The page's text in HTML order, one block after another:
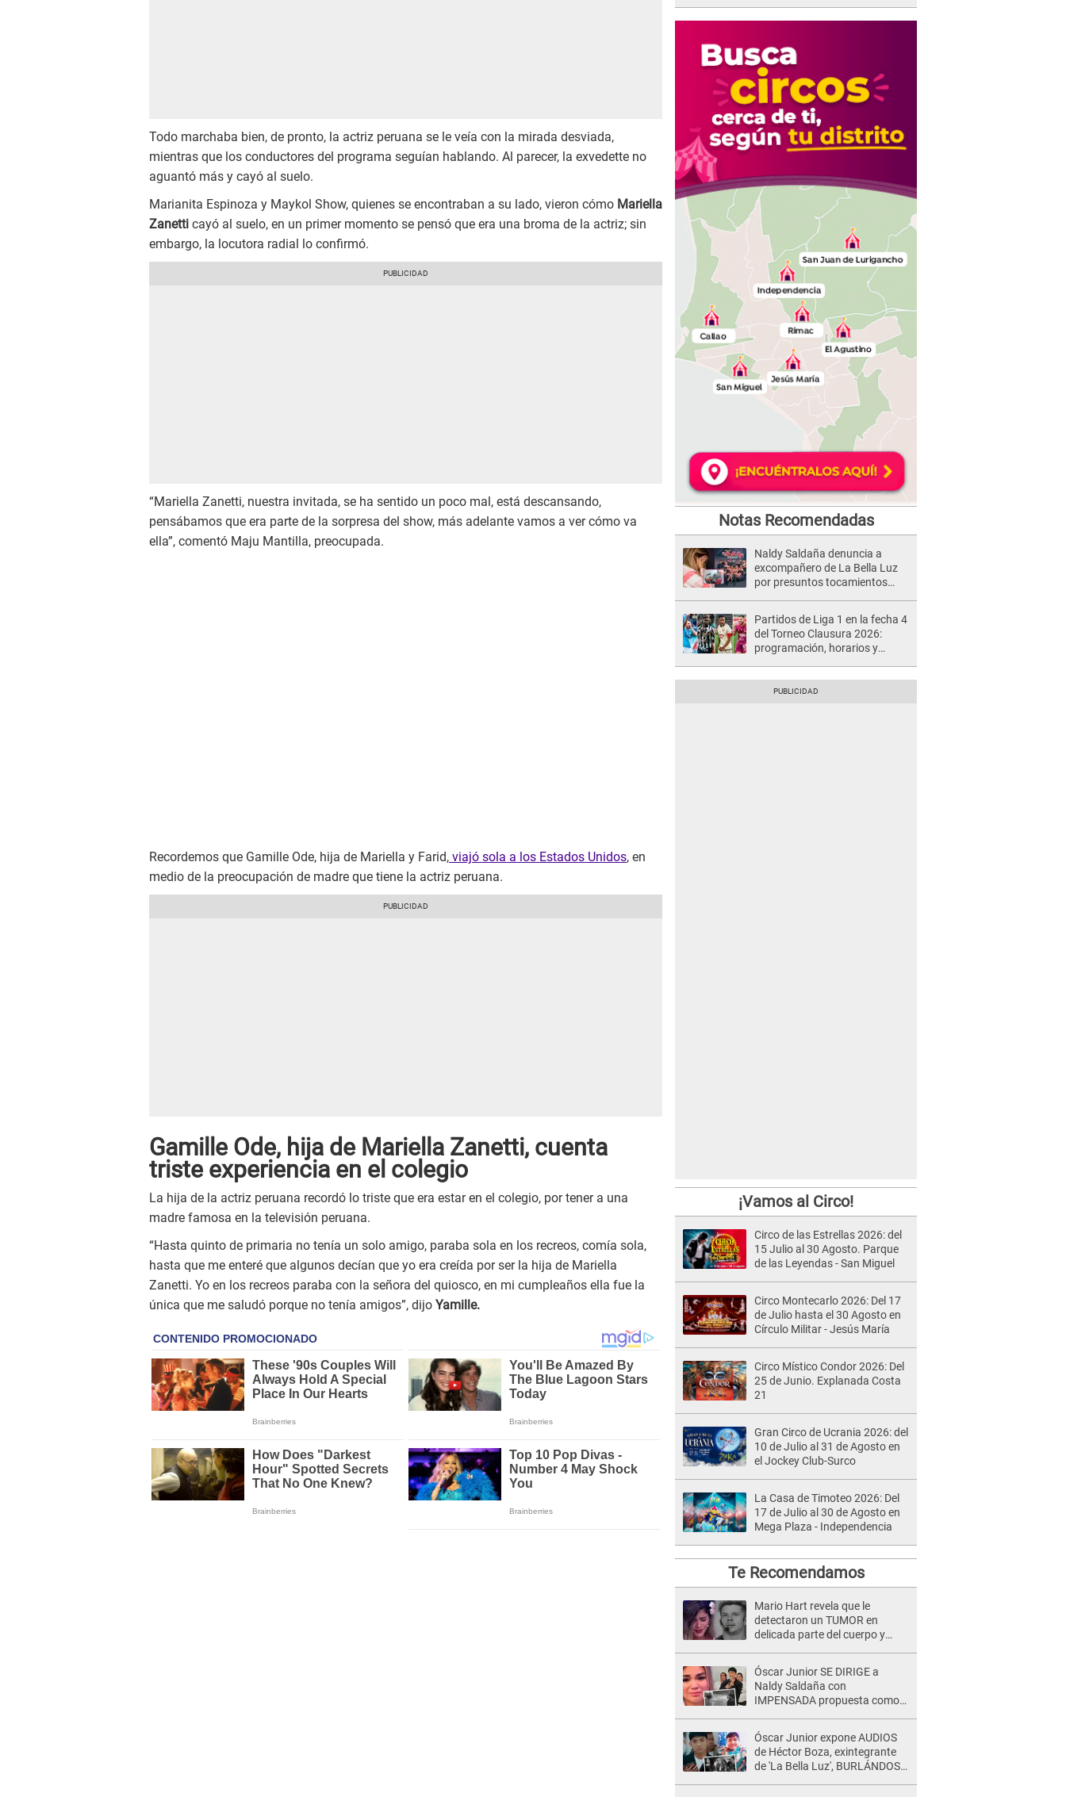
Todo marchaba bien, de pronto, la actriz peruana se le veía con la mirada desviada,
mientras que los conductores del programa seguían hablando. Al parecer, la exvedette no
aguantó más y cayó al suelo.
Marianita Espinoza y Maykol Show, quienes se encontraban a su lado, vieron cómo Mariella
Zanetti cayó al suelo, en un primer momento se pensó que era una broma de la actriz; sin
embargo, la locutora radial lo confirmó.
“Mariella Zanetti, nuestra invitada, se ha sentido un poco mal, está descansando,
pensábamos que era parte de la sorpresa del show, más adelante vamos a ver cómo va
ella”, comentó Maju Mantilla, preocupada.
Recordemos que Gamille Ode, hija de Mariella y Farid, viajó sola a los Estados Unidos, en
medio de la preocupación de madre que tiene la actriz peruana.
Gamille Ode, hija de Mariella Zanetti, cuenta
triste experiencia en el colegio
La hija de la actriz peruana recordó lo triste que era estar en el colegio, por tener a una
madre famosa en la televisión peruana.
“Hasta quinto de primaria no tenía un solo amigo, paraba sola en los recreos, comía sola,
hasta que me enteré que algunos decían que yo era creída por ser la hija de Mariella
Zanetti. Yo en los recreos paraba con la señora del quiosco, en mi cumpleaños ella fue la
única que me saludó porque no tenía amigos”, dijo Yamille.
Notas Recomendadas
Naldy Saldaña denuncia a
excompañero de La Bella Luz
por presuntos tocamientos
Partidos de Liga 1 en la fecha 4
del Torneo Clausura 2026:
programación, horarios y
¡Vamos al Circo!
Circo de las Estrellas 2026: del
15 Julio al 30 Agosto. Parque
de las Leyendas - San Miguel
Circo Montecarlo 2026: Del 17
de Julio hasta el 30 Agosto en
Círculo Militar - Jesús María
Circo Místico Condor 2026: Del
25 de Junio. Explanada Costa
21
Gran Circo de Ucrania 2026: del
10 de Julio al 31 de Agosto en
el Jockey Club-Surco
La Casa de Timoteo 2026: Del
17 de Julio al 30 de Agosto en
Mega Plaza - Independencia
Te Recomendamos
Mario Hart revela que le
detectaron un TUMOR en
delicada parte del cuerpo y
muy fuertes..."
Óscar Junior SE DIRIGE a
Naldy Saldaña con
IMPENSADA propuesta como
denuncia: "Otro tipo de ley..."
Óscar Junior expone AUDIOS
de Héctor Boza, exintegrante
de 'La Bella Luz', BURLÁNDOSE